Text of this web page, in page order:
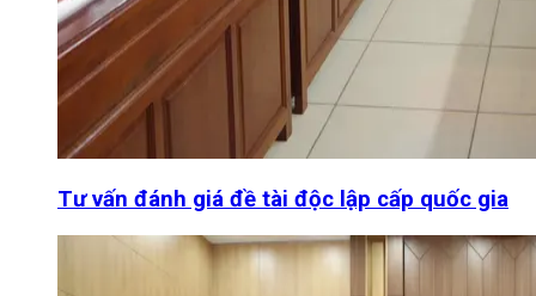
Tư vấn đánh giá đề tài độc lập cấp quốc gia